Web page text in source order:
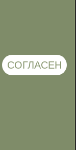
СОГЛАСЕН